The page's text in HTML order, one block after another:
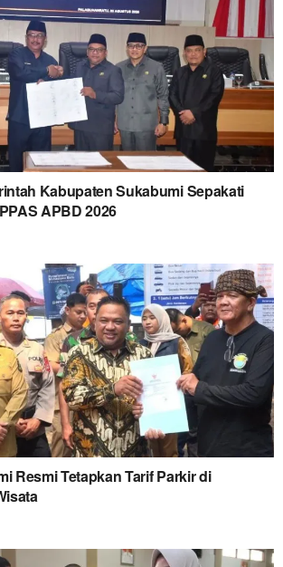
Kabupaten Sukabumi Sepakati
APBD 2026
Resmi Tetapkan Tarif Parkir di